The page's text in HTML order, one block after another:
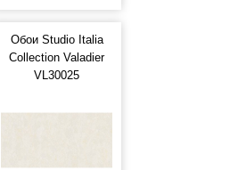
Обои Studio Italia
Collection Valadier
VL30025